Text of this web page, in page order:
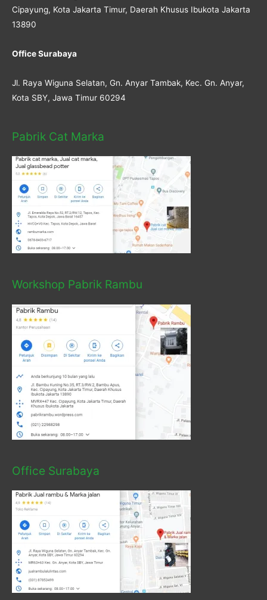
Cipayung, Kota Jakarta Timur, Daerah Khusus Ibukota Jakarta
13890
Office Surabaya
Jl. Raya Wiguna Selatan, Gn. Anyar Tambak, Kec. Gn. Anyar,
Kota SBY, Jawa Timur 60294
Pabrik Cat Marka
Workshop Pabrik Rambu
Office Surabaya